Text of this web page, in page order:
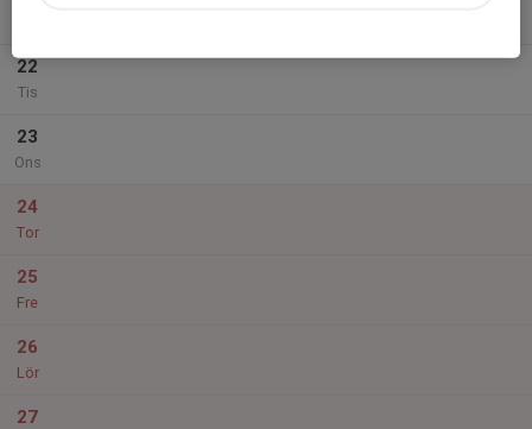
22
Tis
23
Ons
24
Tor
25
Fre
26
Lör
27